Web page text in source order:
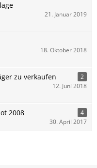
21. Januar 2019
18. Oktober 2018
zu verkaufen
2
12. Juni 2018
2008
4
30. April 2017